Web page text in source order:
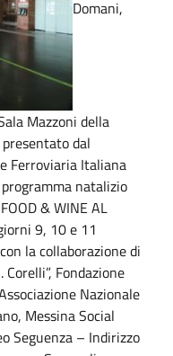
Domani,
Mazzoni della
dal
Ferroviaria Italiana
natalizio
& WINE AL
9, 10 e 11
la collaborazione di
Fondazione
Nazionale
Messina Social
Seguenza – Indirizzo